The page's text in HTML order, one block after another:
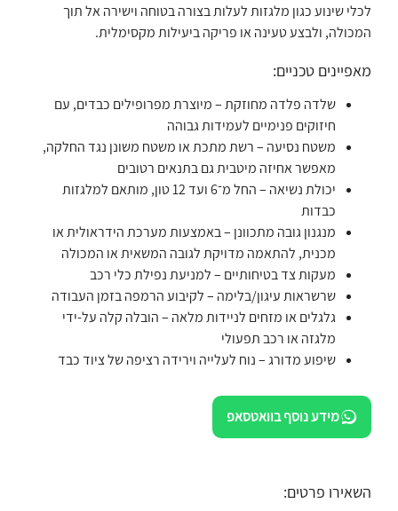
לכלי שינוע כגון מלגזות לעלות בצורה בטוחה וישירה אל תוך
המכולה, ולבצע טעינה או פריקה ביעילות מקסימלית.
מאפיינים טכניים:
שלדה פלדה מחוזקת – מיוצרת מפרופילים כבדים, עם
חיזוקים פנימיים לעמידות גבוהה
משטח נסיעה – רשת מתכת או משטח משונן נגד החלקה,
מאפשר אחיזה מיטבית גם בתנאים רטובים
יכולת נשיאה – החל מ־6 ועד 12 טון, מותאם למלגזות
כבדות
מנגנון גובה מתכוונן – באמצעות מערכת הידראולית או
מכנית, להתאמה מדויקת לגובה המשאית או המכולה
מעקות צד בטיחותיים – למניעת נפילת כלי רכב
שרשראות עיגון/בלימה – לקיבוע הרמפה בזמן העבודה
גלגלים או מזחים לניידות מלאה – הובלה קלה על-ידי
מלגזה או רכב תפעולי
שיפוע מדורג – נוח לעלייה וירידה רציפה של ציוד כבד
מידע נוסף בוואטסאפ
השאירו פרטים: